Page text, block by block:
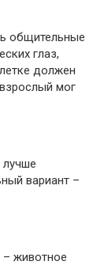
общительные
глаз,
должен
мог
вариант –
животное